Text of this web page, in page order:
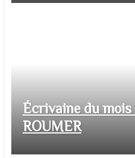
Écrivaine du
ROUMER